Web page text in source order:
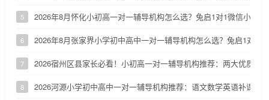
5 2026年8月怀化小初高一对一辅导机构怎么选？兔启1对1微信小程
6 2026年8月张家界小学初中高中一对一辅导机构怎么选？兔启1对1
7 2026宿州区县家长必看！小初高一对一辅导机构推荐：两大优质小
8 2026河源小学初中高中一对一辅导机构推荐：语文数学英语补课机